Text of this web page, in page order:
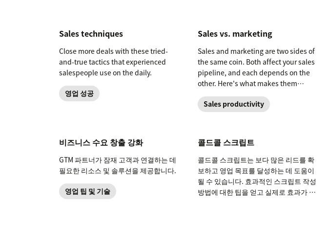
Sales techniques
Close more deals with these tried-
and-true tactics that experienced
salespeople use on the daily.
영업 성공
Sales vs. marketing
Sales and marketing are two sides of
the same coin. Both affect your sales
pipeline, and each depends on the
other. Here's what makes them
different and why it matters for your
bottom line.
Sales productivity
비즈니스 수요 창출 강화
GTM 파트너가 잠재 고객과 연결하는 데
필요한 리소스 및 솔루션을 제공합니다.
영업 팁 및 기술
콜드콜 스크립트
콜드콜 스크립트는 보다 많은 리드를 확
보하고 영업 목표를 달성하는 데 도움이
될 수 있습니다. 효과적인 스크립트 작성
방법에 대한 팁을 얻고 실제로 효과가 있